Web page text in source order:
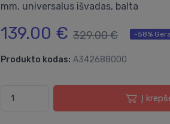
mm, universalus išvadas, balta
139.00 € 329.00 € -58%
Produkto kodas: A342688000
Į